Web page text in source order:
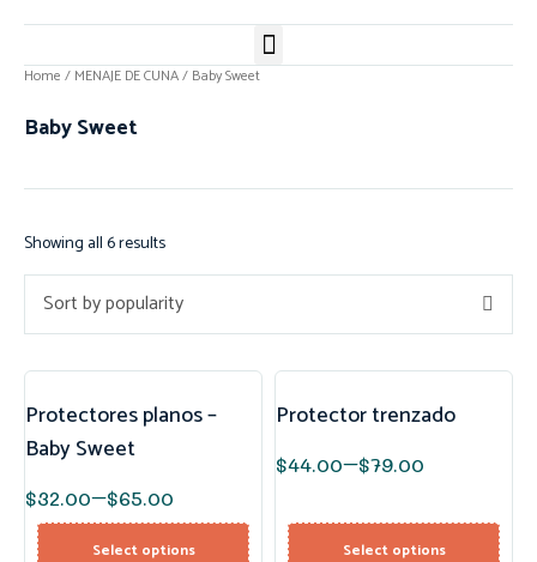
Home / MENAJE DE CUNA/ Baby Sweet
Baby Sweet
Showing all 6 results
Sort by popularity
Protectores planos –
Baby Sweet
$32.00–$65.00
Select options
Protector trenzado
$44.00–$79.00
Select options